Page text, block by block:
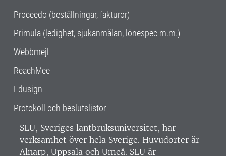
Proceedo (beställningar, fakturor)
Primula (ledighet, sjukanmälan, lönespec m.m.)
Webbmejl
ReachMee
Edusign
Protokoll och beslutslistor
SLU, Sveriges lantbruksuniversitet, har
verksamhet över hela Sverige. Huvudorter är
Alnarp, Uppsala och Umeå. SLU är